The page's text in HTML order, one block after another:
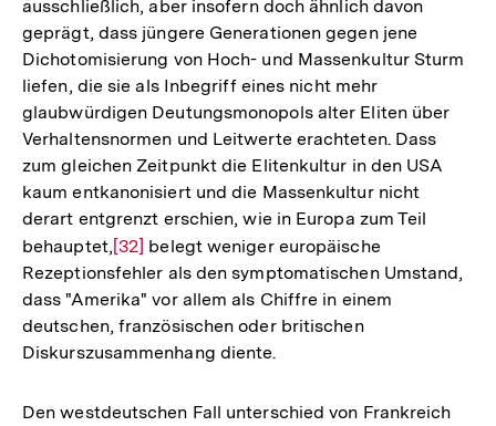
ausschließlich, aber insofern doch ähnlich davon
geprägt, dass jüngere Generationen gegen jene
Dichotomisierung von Hoch- und Massenkultur Sturm
liefen, die sie als Inbegriff eines nicht mehr
glaubwürdigen Deutungsmonopols alter Eliten über
Verhaltensnormen und Leitwerte erachteten. Dass
zum gleichen Zeitpunkt die Elitenkultur in den USA
kaum entkanonisiert und die Massenkultur nicht
derart entgrenzt erschien, wie in Europa zum Teil
behauptet,Zur
Auflösung
der
Fußnote
[32] belegt weniger europäische
Rezeptionsfehler als den symptomatischen Umstand,
dass "Amerika" vor allem als Chiffre in einem
deutschen, französischen oder britischen
Diskurszusammenhang diente.
Den westdeutschen Fall unterschied von Frankreich